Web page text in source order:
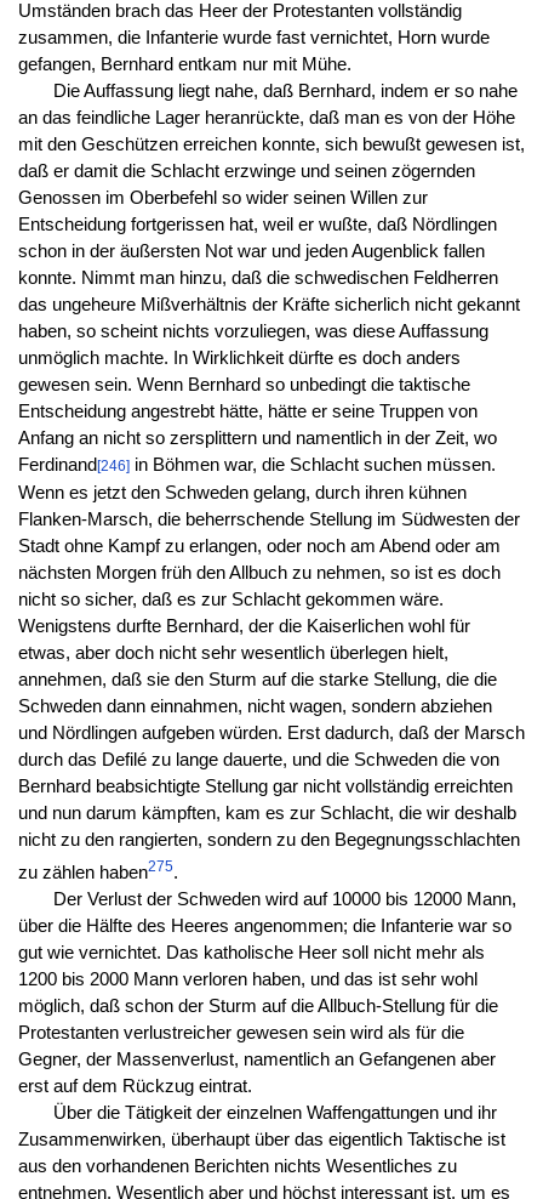
Umständen brach das Heer der Protestanten vollständig
zusammen, die Infanterie wurde fast vernichtet, Horn wurde
gefangen, Bernhard entkam nur mit Mühe.
Die Auffassung liegt nahe, daß Bernhard, indem er so nahe
an das feindliche Lager heranrückte, daß man es von der Höhe
mit den Geschützen erreichen konnte, sich bewußt gewesen ist,
daß er damit die Schlacht erzwinge und seinen zögernden
Genossen im Oberbefehl so wider seinen Willen zur
Entscheidung fortgerissen hat, weil er wußte, daß Nördlingen
schon in der äußersten Not war und jeden Augenblick fallen
konnte. Nimmt man hinzu, daß die schwedischen Feldherren
das ungeheure Mißverhältnis der Kräfte sicherlich nicht gekannt
haben, so scheint nichts vorzuliegen, was diese Auffassung
unmöglich machte. In Wirklichkeit dürfte es doch anders
gewesen sein. Wenn Bernhard so unbedingt die taktische
Entscheidung angestrebt hätte, hätte er seine Truppen von
Anfang an nicht so zersplittern und namentlich in der Zeit, wo
Ferdinand [246]in Böhmen war, die Schlacht suchen müssen.
Wenn es jetzt den Schweden gelang, durch ihren kühnen
Flanken-Marsch, die beherrschende Stellung im Südwesten der
Stadt ohne Kampf zu erlangen, oder noch am Abend oder am
nächsten Morgen früh den Allbuch zu nehmen, so ist es doch
nicht so sicher, daß es zur Schlacht gekommen wäre.
Wenigstens durfte Bernhard, der die Kaiserlichen wohl für
etwas, aber doch nicht sehr wesentlich überlegen hielt,
annehmen, daß sie den Sturm auf die starke Stellung, die die
Schweden dann einnahmen, nicht wagen, sondern abziehen
und Nördlingen aufgeben würden. Erst dadurch, daß der Marsch
durch das Defilé zu lange dauerte, und die Schweden die von
Bernhard beabsichtigte Stellung gar nicht vollständig erreichten
und nun darum kämpften, kam es zur Schlacht, die wir deshalb
nicht zu den rangierten, sondern zu den Begegnungsschlachten
zu zählen haben275.
Der Verlust der Schweden wird auf 10000 bis 12000 Mann,
über die Hälfte des Heeres angenommen; die Infanterie war so
gut wie vernichtet. Das katholische Heer soll nicht mehr als
1200 bis 2000 Mann verloren haben, und das ist sehr wohl
möglich, daß schon der Sturm auf die Allbuch-Stellung für die
Protestanten verlustreicher gewesen sein wird als für die
Gegner, der Massenverlust, namentlich an Gefangenen aber
erst auf dem Rückzug eintrat.
Über die Tätigkeit der einzelnen Waffengattungen und ihr
Zusammenwirken, überhaupt über das eigentlich Taktische ist
aus den vorhandenen Berichten nichts Wesentliches zu
entnehmen. Wesentlich aber und höchst interessant ist, um es